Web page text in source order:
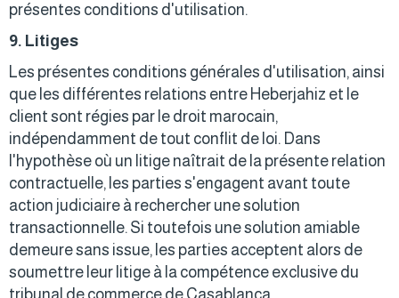
présentes conditions d'utilisation.
9. Litiges
Les présentes conditions générales d'utilisation, ainsi
que les différentes relations entre Heberjahiz et le
client sont régies par le droit marocain,
indépendamment de tout conflit de loi. Dans
l'hypothèse où un litige naîtrait de la présente relation
contractuelle, les parties s'engagent avant toute
action judiciaire à rechercher une solution
transactionnelle. Si toutefois une solution amiable
demeure sans issue, les parties acceptent alors de
soumettre leur litige à la compétence exclusive du